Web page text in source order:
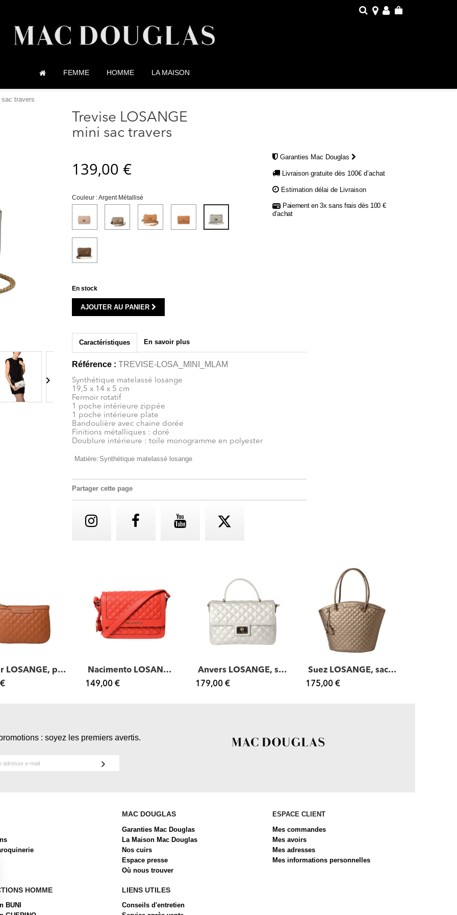
FEMME HOMME LA MAISON
travers

Trevise LOSANGE
mini sac travers
139,00 €
Couleur : Argent Métallisé
En stock
AJOUTER AU PANIER
Garanties Mac Douglas
Livraison gratuite dès 100€ d’achat
Estimation délai de Livraison
Paiement en 3x sans frais dès 100 €
d’achat
Caractéristiques En savoir plus
Référence : TREVISE-LOSA_MINI_MLAM
Synthétique matelassé losange
19,5 x 14 x 5 cm
Fermoir rotatif
1 poche intérieure zippée
1 poche intérieure plate
Bandoulière avec chaine dorée
Finitions métalliques : doré
Doublure intérieure : toile monogramme en polyester
Matière: Synthétique matelassé losange
Partager cette page
Jaipur LOSANGE, pochette
Nacimento LOSANGE, sac porté travers
149,00 €
Anvers LOSANGE, sac à main
179,00 €
Suez LOSANGE, sac cabas
175,00 €
: soyez les premiers avertis.
MAC DOUGLAS
Garanties Mac Douglas
La Maison Mac Douglas
Nos cuirs
Espace presse
Où nous trouver
ESPACE CLIENT
Mes commandes
Mes avoirs
Mes adresses
Mes informations personnelles
HOMME
BUNI
LIENS UTILES
Conseils d'entretien